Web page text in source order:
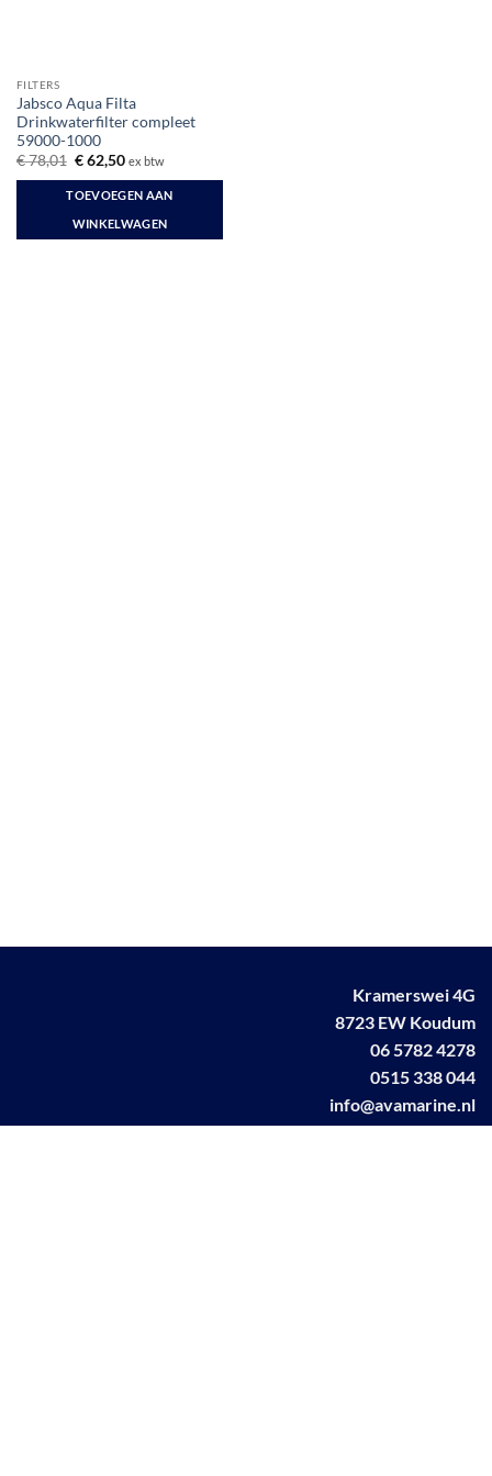
FILTERS
Jabsco Aqua Filta
Drinkwaterfilter compleet
59000-1000
€78,01 Oorspronkelijke
was:
€ 78,01.
€62,50Huidige
is:
€ 62,50.
ex btw
TOEVOEGEN AAN
WINKELWAGEN
Kramerswei 4G
8723 EW Koudum
06 5782 4278
0515 338 044
info@avamarine.nl